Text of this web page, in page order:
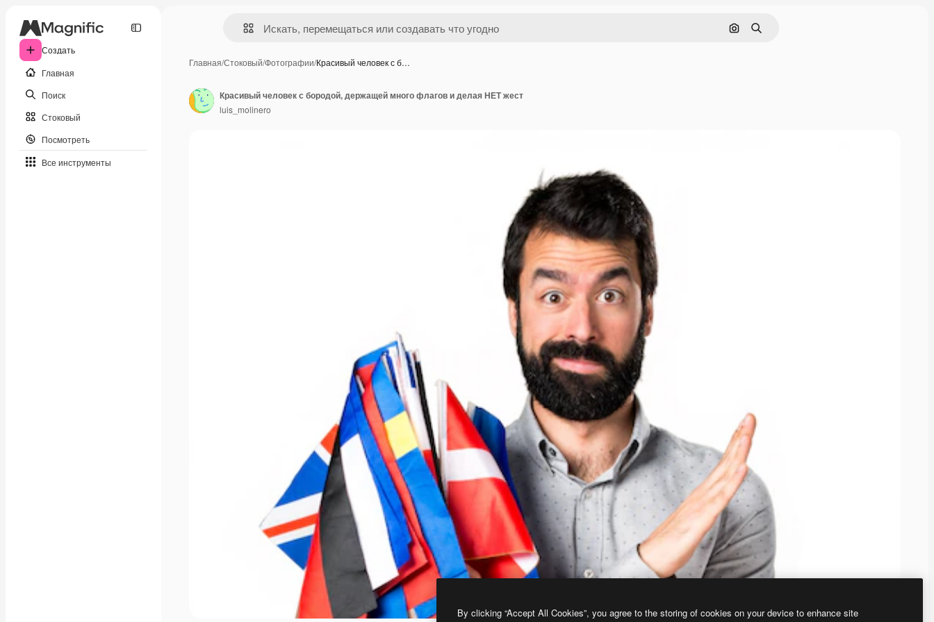
Создать
Главная
Поиск
Стоковый
Посмотреть
Все инструменты
Поиск по изображению
Поиск
Главная/Стоковый/Фотографии/Красивый человек с б…
Красивый человек с бородой, держащей много флагов и делая НЕТ жест
luis_molinero
By clicking “Accept All Cookies”, you agree to the storing of cookies on your device to enhance site